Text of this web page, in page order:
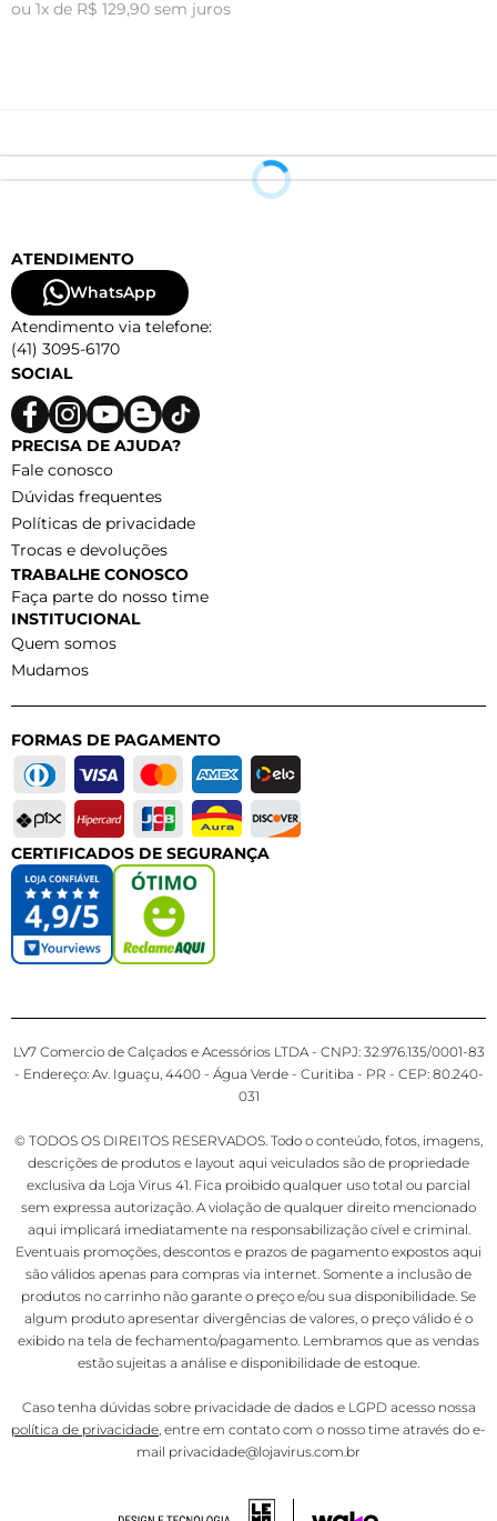
ou 1x de R$ 129,90 sem juros
ATENDIMENTO
WhatsApp
Atendimento via telefone:
(41) 3095-6170
SOCIAL
PRECISA DE AJUDA?
Fale conosco
Dúvidas frequentes
Políticas de privacidade
Trocas e devoluções
TRABALHE CONOSCO
Faça parte do nosso time
INSTITUCIONAL
Quem somos
Mudamos
FORMAS DE PAGAMENTO
CERTIFICADOS DE SEGURANÇA
LV7 Comercio de Calçados e Acessórios LTDA - CNPJ: 32.976.135/0001-83
- Endereço: Av. Iguaçu, 4400 - Água Verde - Curitiba - PR - CEP: 80.240-
031
© TODOS OS DIREITOS RESERVADOS. Todo o conteúdo, fotos, imagens,
descrições de produtos e layout aqui veiculados são de propriedade
exclusiva da Loja Virus 41. Fica proibido qualquer uso total ou parcial
sem expressa autorização. A violação de qualquer direito mencionado
aqui implicará imediatamente na responsabilização cível e criminal.
Eventuais promoções, descontos e prazos de pagamento expostos aqui
são válidos apenas para compras via internet. Somente a inclusão de
produtos no carrinho não garante o preço e/ou sua disponibilidade. Se
algum produto apresentar divergências de valores, o preço válido é o
exibido na tela de fechamento/pagamento. Lembramos que as vendas
estão sujeitas a análise e disponibilidade de estoque.
Caso tenha dúvidas sobre privacidade de dados e LGPD acesso nossa
política de privacidade , entre em contato com o nosso time através do e-
mail privacidade@lojavirus.com.br